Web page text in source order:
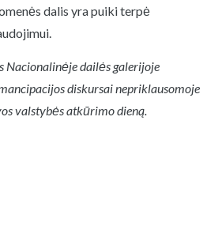
dalis yra puiki terpė
Nacionalinėje dailės galerijoje
diskursai nepriklausomoje
valstybės atkūrimo dieną.